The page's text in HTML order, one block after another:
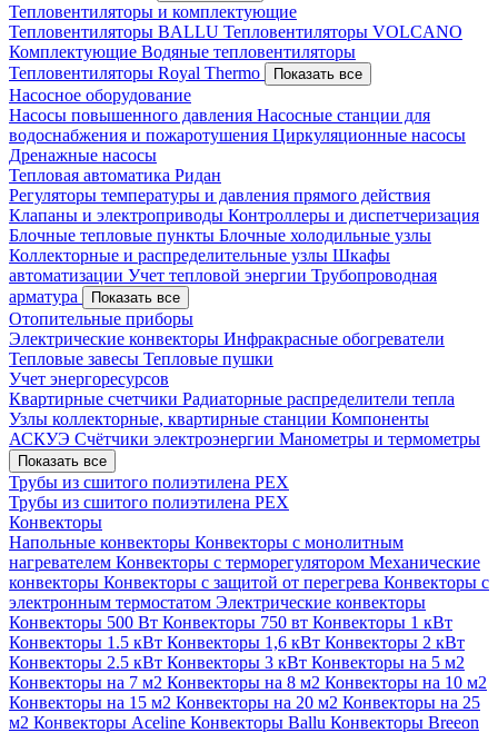
Тепловентиляторы и комплектующие
Тепловентиляторы BALLU Тепловентиляторы VOLCANO
Комплектующие Водяные тепловентиляторы
Тепловентиляторы Royal Thermo
Показать все
Насосное оборудование
Насосы повышенного давления Насосные станции для
водоснабжения и пожаротушения Циркуляционные насосы
Дренажные насосы
Тепловая автоматика Ридан
Регуляторы температуры и давления прямого действия
Клапаны и электроприводы Контроллеры и диспетчеризация
Блочные тепловые пункты Блочные холодильные узлы
Коллекторные и распределительные узлы Шкафы
автоматизации Учет тепловой энергии Трубопроводная
арматура
Показать все
Отопительные приборы
Электрические конвекторы Инфракрасные обогреватели
Тепловые завесы Тепловые пушки
Учет энергоресурсов
Квартирные счетчики Радиаторные распределители тепла
Узлы коллекторные, квартирные станции Компоненты
АСКУЭ Счётчики электроэнергии Манометры и термометры
Показать все
Трубы из сшитого полиэтилена PEX
Трубы из сшитого полиэтилена PEX
Конвекторы
Напольные конвекторы Конвекторы с монолитным
нагревателем Конвекторы с терморегулятором Механические
конвекторы Конвекторы с защитой от перегрева Конвекторы с
электронным термостатом Электрические конвекторы
Конвекторы 500 Вт Конвекторы 750 вт Конвекторы 1 кВт
Конвекторы 1.5 кВт Конвекторы 1,6 кВт Конвекторы 2 кВт
Конвекторы 2.5 кВт Конвекторы 3 кВт Конвекторы на 5 м2
Конвекторы на 7 м2 Конвекторы на 8 м2 Конвекторы на 10 м2
Конвекторы на 15 м2 Конвекторы на 20 м2 Конвекторы на 25
м2 Конвекторы Aceline Конвекторы Ballu Конвекторы Breeon